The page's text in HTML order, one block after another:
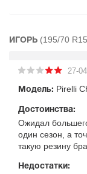
ИГОРЬ (195/70
27-
Модель: Pirelli
Достоинства:
Ожидал
один сезон, а
такую резину
Недостатки: